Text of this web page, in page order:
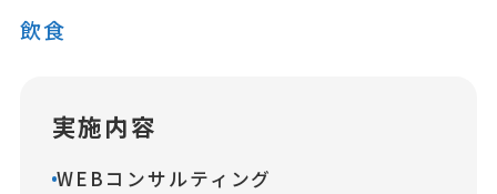
WEBマーケティング代行
飲食
実施内容
WEBコンサルティング